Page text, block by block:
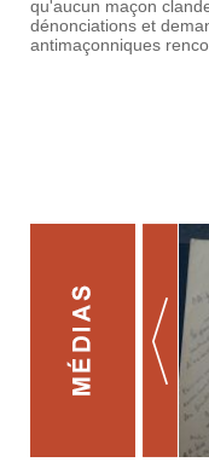
qu'aucun maçon
dénonciations et
antimaçonniques